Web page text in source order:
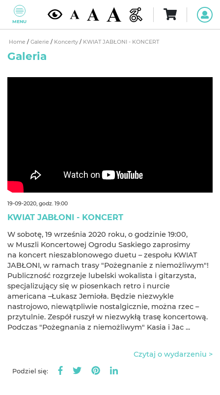
MENU
Home / Galerie / Koncerty / KWIAT JABŁONI - KONCERT
Galeria
19-09-2020, godz. 19:00
KWIAT JABŁONI - KONCERT
W sobotę, 19 września 2020 roku, o godzinie 19:00,
w Muszli Koncertowej Ogrodu Saskiego zaprosimy
na koncert nieszablonowego duetu – zespołu KWIAT
JABŁONI, w ramach trasy "Pożegnanie z niemożliwym"!
Publiczność rozgrzeje lubelski wokalista i gitarzysta,
specjalizujący się w piosenkach retro i nurcie
americana –Łukasz Jemioła. Będzie niezwykle
nastrojowo, niewątpliwie nostalgicznie, można rzec –
przytulnie. Zespół ruszył w niezwykłą trasę koncertową.
Podczas "Pożegnania z niemożliwym" Kasia i Jac ...
Czytaj o wydarzeniu >
Podziel się: